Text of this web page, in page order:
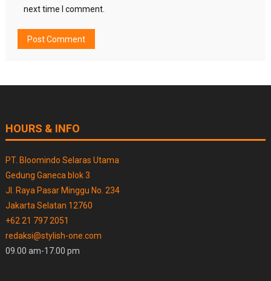
next time I comment.
HOURS & INFO
PT. Bloomindo Selaras Utama
Gedung Ganeca blok 3
Jl. Raya Pasar Minggu No. 234
Jakarta Selatan 12760
+62 21 797 2051
redaksi@stylish-one.com
09.00 am-17.00 pm